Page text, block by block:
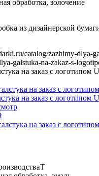
catalog/zazhimy-dlya-
galstuka-na-zakaz-s-
на заказ с логотипом
на заказ с логотипом
Т